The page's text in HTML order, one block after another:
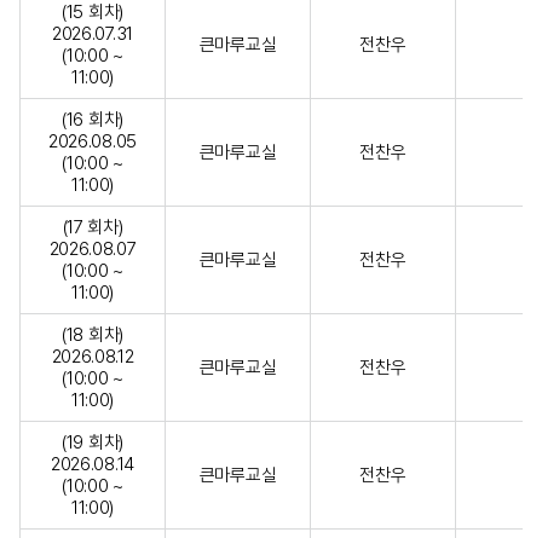
(15 회차)
2026.07.31
(10:00 ~
11:00)
큰마루교실 전찬우
(16 회차)
2026.08.05
(10:00 ~
11:00)
큰마루교실 전찬우
(17 회차)
2026.08.07
(10:00 ~
11:00)
큰마루교실 전찬우
(18 회차)
2026.08.12
(10:00 ~
11:00)
큰마루교실 전찬우
(19 회차)
2026.08.14
(10:00 ~
11:00)
큰마루교실 전찬우